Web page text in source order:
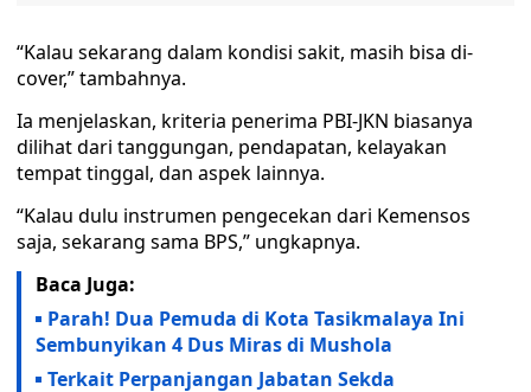
“Kalau sekarang dalam kondisi sakit, masih bisa di-
cover,” tambahnya.
Ia menjelaskan, kriteria penerima PBI-JKN biasanya
dilihat dari tanggungan, pendapatan, kelayakan
tempat tinggal, dan aspek lainnya.
“Kalau dulu instrumen pengecekan dari Kemensos
saja, sekarang sama BPS,” ungkapnya.
Baca Juga:
Parah! Dua Pemuda di Kota Tasikmalaya Ini
Sembunyikan 4 Dus Miras di Mushola
Terkait Perpanjangan Jabatan Sekda